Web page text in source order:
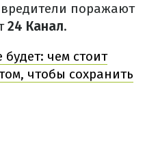
вредители поражают
24 Канал.
чем стоит
чтобы сохранить